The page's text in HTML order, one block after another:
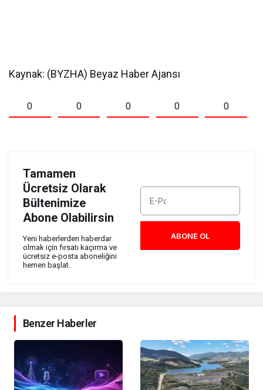
Kaynak: (BYZHA) Beyaz Haber Ajansı
0 0 0 0 0
Tamamen
Ücretsiz Olarak
Bültenimize
Abone Olabilirsin
Yeni haberlerden haberdar
olmak için fırsatı kaçırma ve
ücretsiz e-posta aboneliğini
hemen başlat.
ABONE OL
Benzer Haberler